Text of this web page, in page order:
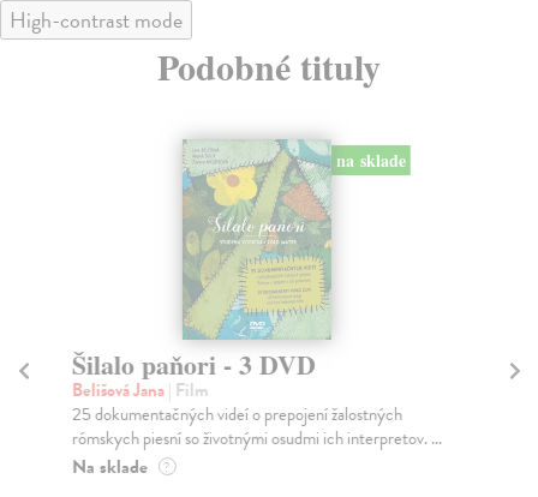
High-contrast mode
Podobné tituly
na sklade
Šilalo paňori - 3 DVD
Belišová Jana| Film
25 dokumentačných videí o prepojení žalostných
rómskych piesní so životnými osudmi ich interpretov. ...
Na sklade ?